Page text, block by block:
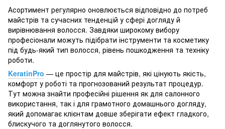
Асортимент регулярно оновлюється відповідно до потреб
майстрів та сучасних тенденцій у сфері догляду й
вирівнювання волосся. Завдяки широкому вибору
професіонали можуть підібрати інструменти та косметику
під будь-який тип волосся, рівень пошкодження та техніку
роботи.
KeratinPro — це простір для майстрів, які цінують якість,
комфорт у роботі та прогнозований результат процедур.
Тут можна знайти професійні рішення як для салонного
використання, так і для грамотного домашнього догляду,
який допомагає клієнтам довше зберігати ефект гладкого,
блискучого та доглянутого волосся.